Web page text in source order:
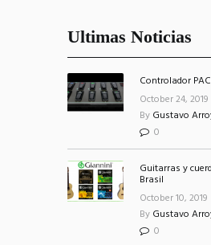
Ultimas Noticias
Controlador
October 24, 2019
By Gustavo
0
Guitarras y
Brasil
October 10, 2019
By Gustavo
0